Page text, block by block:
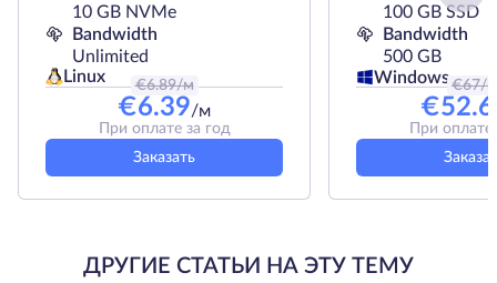
10 GB NVMe
Bandwidth
Unlimited
Linux
€6.89/м
€6.39/м
При оплате за год
Заказать
100 GB SSD
Bandwidth
500 GB
Windows €67/м
€
При оплате
ДРУГИЕ СТАТЬИ НА ЭТУ ТЕМУ